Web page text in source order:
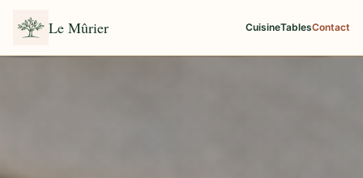
Le Mûrier CuisineTablesContact